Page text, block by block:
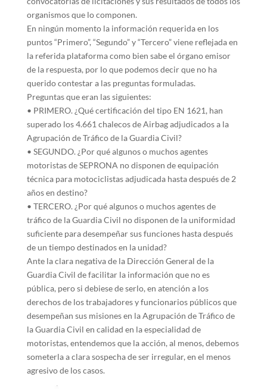
organismos que lo componen.
En ningún momento la información requerida en los
puntos “Primero”, “Segundo” y “Tercero” viene reflejada en
la referida plataforma como bien sabe el órgano emisor
de la respuesta, por lo que podemos decir que no ha
querido contestar a las preguntas formuladas.
Preguntas que eran las siguientes:
• PRIMERO. ¿Qué certificación del tipo EN 1621, han
superado los 4.661 chalecos de Airbag adjudicados a la
Agrupación de Tráfico de la Guardia Civil?
• SEGUNDO. ¿Por qué algunos o muchos agentes
motoristas de SEPRONA no disponen de equipación
técnica para motociclistas adjudicada hasta después de 2
años en destino?
• TERCERO. ¿Por qué algunos o muchos agentes de
tráfico de la Guardia Civil no disponen de la uniformidad
suficiente para desempeñar sus funciones hasta después
de un tiempo destinados en la unidad?
Ante la clara negativa de la Dirección General de la
Guardia Civil de facilitar la información que no es
pública, pero si debiese de serlo, en atención a los
derechos de los trabajadores y funcionarios públicos que
desempeñan sus misiones en la Agrupación de Tráfico de
la Guardia Civil en calidad en la especialidad de
motoristas, entendemos que la acción, al menos, debemos
someterla a clara sospecha de ser irregular, en el menos
agresivo de los casos.